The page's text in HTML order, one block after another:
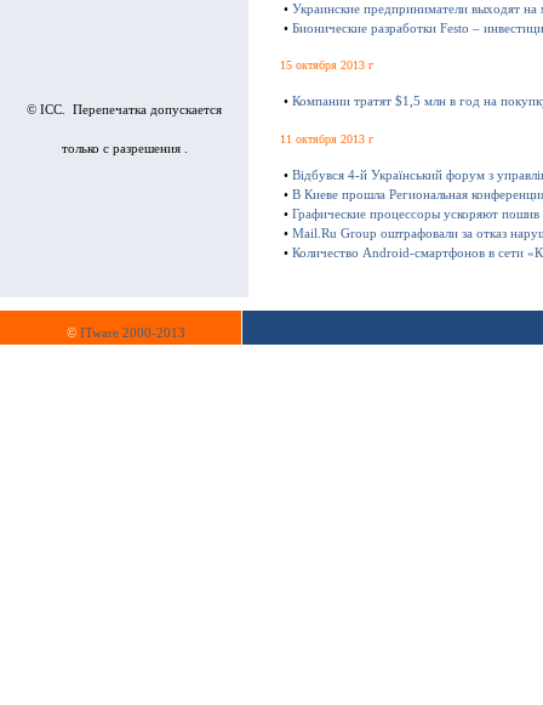
© ICC. Перепечатка допускается
только с разрешения .
• Украинские предприниматели выходят
• Бионические разработки Festo –
15 октября 2013 г
• Компании тратят $1,5 млн в год на
11 октября 2013 г
• Відбувся 4-й Український форум з
• В Киеве прошла Региональная
• Графические процессоры ускоряют
• Mail.Ru Group оштрафовали за отказ
• Количество Android-смартфонов в сети
© ITware 2000-2013